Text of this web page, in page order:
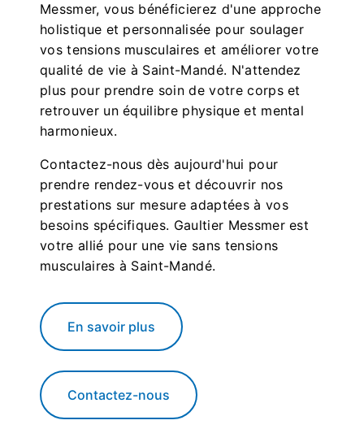
Messmer, vous bénéficierez d'une approche
holistique et personnalisée pour soulager
vos tensions musculaires et améliorer votre
qualité de vie à Saint-Mandé. N'attendez
plus pour prendre soin de votre corps et
retrouver un équilibre physique et mental
harmonieux.
Contactez-nous dès aujourd'hui pour
prendre rendez-vous et découvrir nos
prestations sur mesure adaptées à vos
besoins spécifiques. Gaultier Messmer est
votre allié pour une vie sans tensions
musculaires à Saint-Mandé.
En savoir plus
Contactez-nous